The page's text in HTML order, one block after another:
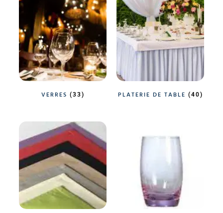
VERRES (33) PLATERIE DE TABLE (40)